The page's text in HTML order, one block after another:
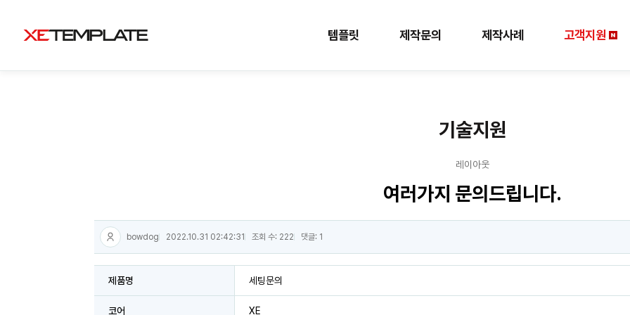
템플릿 제작문의 제작사례 고객지원
기술지원
레이아웃
여러가지 문의드립니다.
bowdog 2022.10.31 02:42:31 조회 수: 222 댓글: 1
제품명 세팅문의
코어 XE